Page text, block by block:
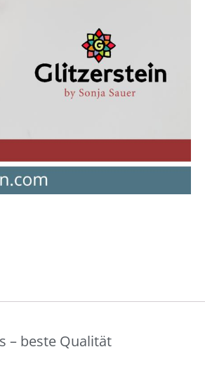
– beste Qualität